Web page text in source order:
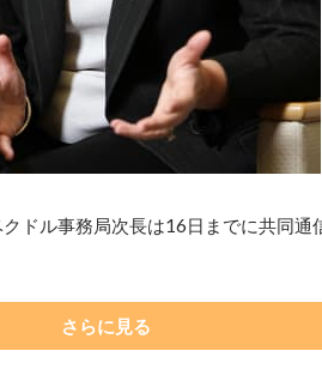
ドル事務局次長は16日までに共同
さらに見る